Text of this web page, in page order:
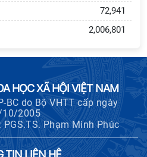
72,941
2,006,801
HỌC XÃ HỘI VIỆT NAM
BC do Bộ VHTT cấp ngày
2005
Phạm Minh Phúc
TIN LIÊN HỆ